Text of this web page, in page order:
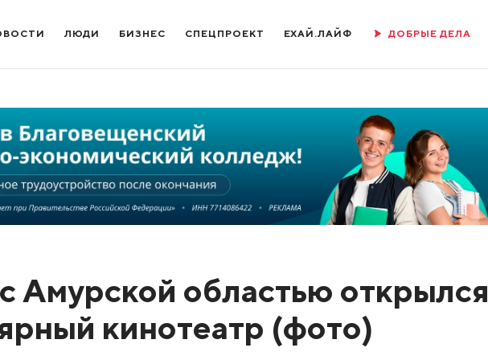
ЛЮДИ БИЗНЕС СПЕЦПРОЕКТ ЕХАЙ.ЛАЙФ ДОБРЫЕ ДЕЛА
Амурской областью открылся
кинотеатр (фото)